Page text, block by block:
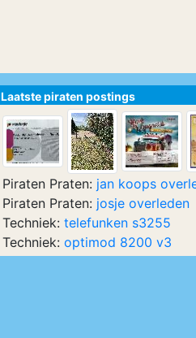
Laatste piraten postings
Piraten Praten: jan koops
Piraten Praten: josje overleden
Techniek: telefunken s3255
Techniek: optimod 8200 v3